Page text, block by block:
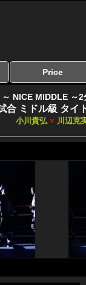
Price
料金
お支払い方法
～ NICE MIDDLE ～2
合 ミドル級 タイ
小川貴弘 × 川辺克